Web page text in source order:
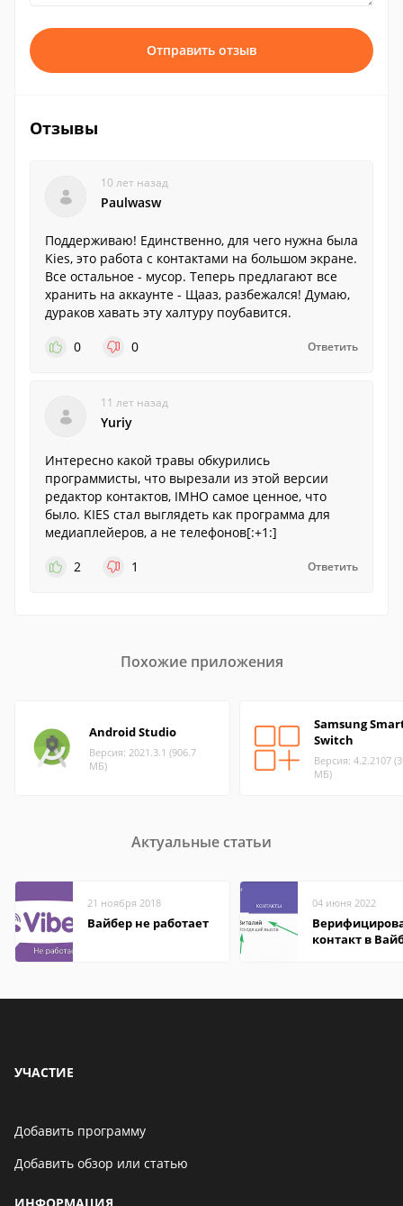
Отправить отзыв
Отзывы
10 лет назад
Paulwasw
Поддерживаю! Единственно, для чего нужна была
Kies, это работа с контактами на большом экране.
Все остальное - мусор. Теперь предлагают все
хранить на аккаунте - Щааз, разбежался! Думаю,
дураков хавать эту халтуру поубавится.
0
0 Ответить
11 лет назад
Yuriy
Интересно какой травы обкурились
программисты, что вырезали из этой версии
редактор контактов, IMHO самое ценное, что
было. KIES стал выглядеть как программа для
медиаплейеров, а не телефонов[:+1:]
2
1 Ответить
Похожие приложения
Android Studio
Версия: 2021.3.1 (906.7
МБ)
Samsung
Switch
Версия: 4.2.2107
МБ)
Актуальные статьи
21 ноября 2018
Вайбер не работает
04 июня 2022
контакт в
УЧАСТИЕ
Добавить программу
Добавить обзор или статью